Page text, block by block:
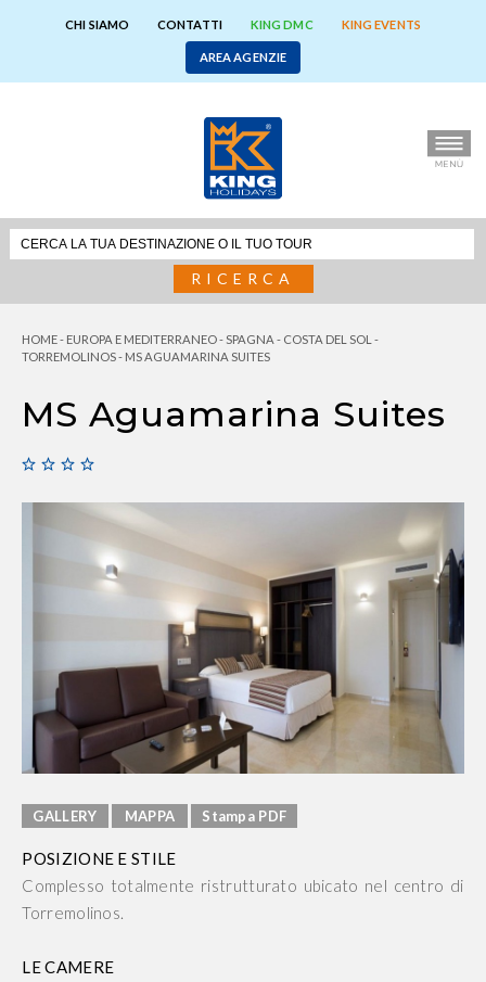
CHI SIAMO CONTATTI KING DMC KING EVENTS
AREA AGENZIE
RICERCA
HOME- EUROPA E MEDITERRANEO- SPAGNA - COSTA DEL SOL -
TORREMOLINOS- MS AGUAMARINA SUITES
MS Aguamarina Suites
GALLERY MAPPA Stampa PDF
POSIZIONE E STILE
Complesso totalmente ristrutturato ubicato nel centro di
Torremolinos.
LE CAMERE